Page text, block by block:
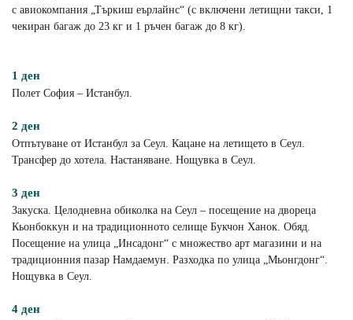
с авиокомпания „Търкиш еърлайнс“ (с включени летищни такси, 1
чекиран багаж до 23 кг и 1 ръчен багаж до 8 кг).
1 ден
Полет София – Истанбул.
2 ден
Отпътуване от Истанбул за Сеул. Кацане на летището в Сеул.
Трансфер до хотела. Настаняване. Нощувка в Сеул.
3 ден
Закуска. Целодневна обиколка на Сеул – посещение на двореца
Кьонбоккун и на традиционното селище Букчон Ханок. Обяд.
Посещение на улица „Инсадонг“ с множество арт магазини и на
традиционния пазар Намдаемун. Разходка по улица „Мьонгдонг“.
Нощувка в Сеул.
4 ден